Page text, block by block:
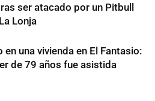
ser atacado por un Pitbull
Lonja
en una vivienda en El Fantasio:
de 79 años fue asistida